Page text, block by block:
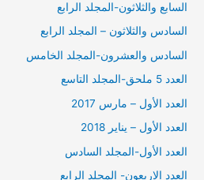
السابع والثلاثون-المجلد الرابع
السادس والثلاثون – المجلد الرابع
السادس والعشرون-المجلد الخامس
العدد 5 ملحق-المجلد التاسع
العدد الأول – مارس 2017
العدد الأول – يناير 2018
العدد الأول-المجلد السادس
العدد الاربعون- المجلد الرابع